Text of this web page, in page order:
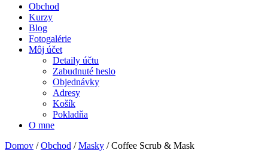
Obchod
Kurzy
Blog
Fotogalérie
Môj účet
Detaily účtu
Zabudnuté heslo
Objednávky
Adresy
Košík
Pokladňa
O mne
Domov /Obchod /Masky / Coffee Scrub & Mask